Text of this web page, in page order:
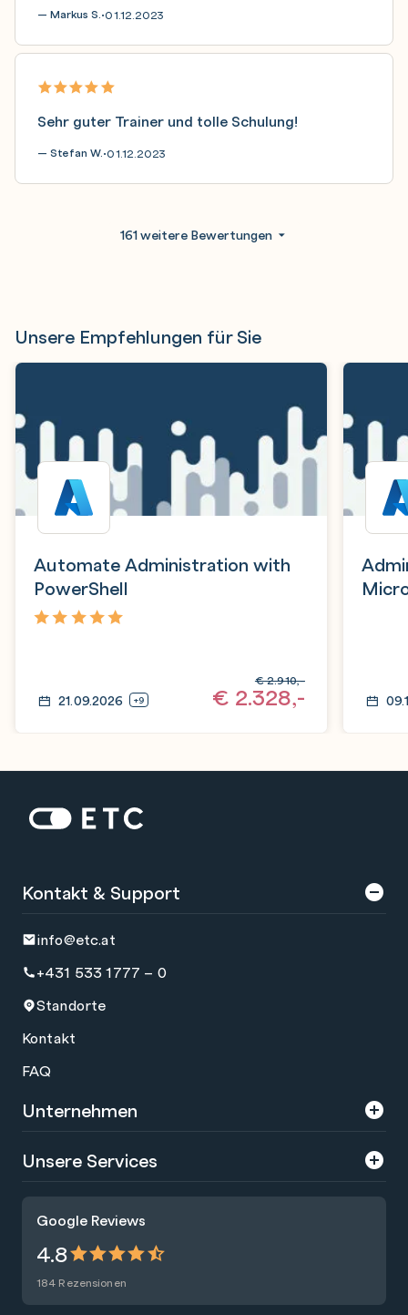
— Markus S.•01.12.2023
Sehr guter Trainer und tolle Schulung!
— Stefan W.•01.12.2023
161 weitere Bewertungen
Unsere Empfehlungen für Sie
Automate Administration with
PowerShell
21.09.2026 +9 € 2.328,-
€2.910,-
Startseite: ETC
Google Reviews
4.8
184 Rezensionen
Kontakt & Support
info@etc.at
+431 533 1777 – 0
Standorte
Kontakt
FAQ
Unternehmen
Über uns
Presse
Nachhaltigkeit
Blog
Unsere Services